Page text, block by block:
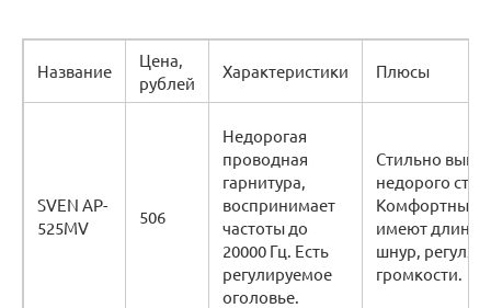
Название
Цена,
рублей
Характеристики Плюсы
SVEN AP-
525MV
506
Недорогая
проводная
гарнитура,
воспринимает
частоты до
20000 Гц. Есть
регулируемое
оголовье.
Стильно
недорого
Комфортные,
имеют
шнур,
громкости.